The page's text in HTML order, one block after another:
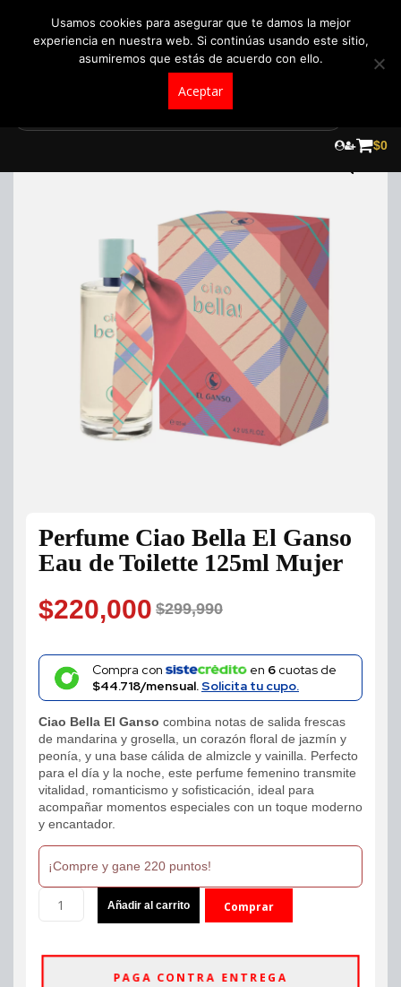
$0
Perfume Ciao Bella El Ganso
Eau de Toilette 125ml Mujer
$299,990
Original
price
was:
$299,990.
$220,000
Current
price
is:
$220,000.
Compra con en 6cuotas de
$44.718/mensual.Solicita tu cupo.
Ciao Bella El Ganso combina notas de salida frescas
de mandarina y grosella, un corazón floral de jazmín y
peonía, y una base cálida de almizcle y vainilla. Perfecto
para el día y la noche, este perfume femenino transmite
vitalidad, romanticismo y sofisticación, ideal para
acompañar momentos especiales con un toque moderno
y encantador.
¡Compre y gane 220 puntos!
Ciao
Añadir al carrito Comprar
PAGA CONTRA ENTREGA
Usamos cookies para asegurar que te damos la mejor
experiencia en nuestra web. Si continúas usando este sitio,
asumiremos que estás de acuerdo con ello.
Aceptar